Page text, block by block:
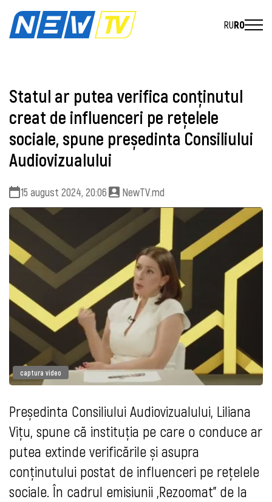
RURO
Statul ar putea verifica conținutul
creat de influenceri pe rețelele
sociale, spune președinta Consiliului
Audiovizualului
15 august 2024, 20:06 NewTV.md
captura video
Președinta Consiliului Audiovizualului, Liliana
Vițu, spune că instituția pe care o conduce ar
putea extinde verificările și asupra
conținutului postat de influenceri pe rețelele
sociale. În cadrul emisiunii „Rezoomat” de la